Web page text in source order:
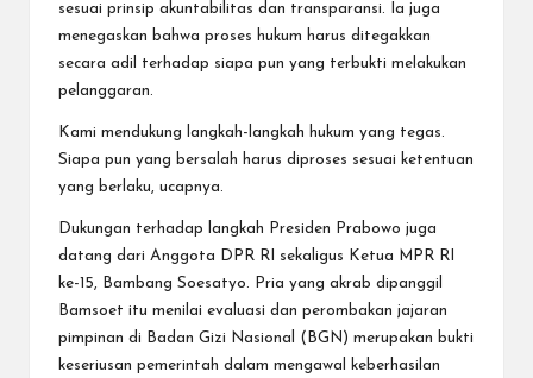
sesuai prinsip akuntabilitas dan transparansi. Ia juga
menegaskan bahwa proses hukum harus ditegakkan
secara adil terhadap siapa pun yang terbukti melakukan
pelanggaran.
Kami mendukung langkah-langkah hukum yang tegas.
Siapa pun yang bersalah harus diproses sesuai ketentuan
yang berlaku, ucapnya.
Dukungan terhadap langkah Presiden Prabowo juga
datang dari Anggota DPR RI sekaligus Ketua MPR RI
ke-15, Bambang Soesatyo. Pria yang akrab dipanggil
Bamsoet itu menilai evaluasi dan perombakan jajaran
pimpinan di Badan Gizi Nasional (BGN) merupakan bukti
keseriusan pemerintah dalam mengawal keberhasilan